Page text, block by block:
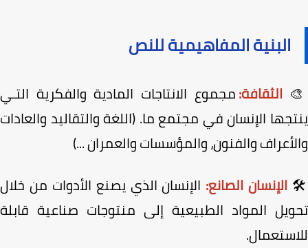
البنية المفاهيمية للنص
الثقافة:مجموع الانتاجات المادية والفكرية التـي
الإنسان في مجتمع ما. (اللغة والتقاليد والعادات
والفنون، والمؤسسات والعمران ...)
الإنسان الصانع:الإنسان الذي يصنع الأدوات من خلال
المواد الطبيعية إلى منتوجات صناعية قابلة